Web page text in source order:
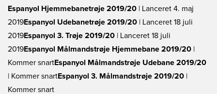
Espanyol Hjemmebanetrøje 2019/20 | Lanceret 4. maj
2019Espanyol Udebanetrøje 2019/20 | Lanceret 18 juli
2019Espanyol 3. Trøje 2019/20 | Lanceret 18 juli
2019Espanyol Målmandstrøje Hjemmebane 2019/20
Kommer snartEspanyol Målmandstrøje Udebane 2019/20
| Kommer snartEspanyol 3. Målmandstrøje 2019/20
Kommer snart